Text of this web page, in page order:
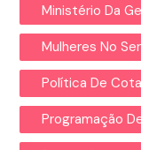
Ministério Da
Mulheres No
Política De
Programação